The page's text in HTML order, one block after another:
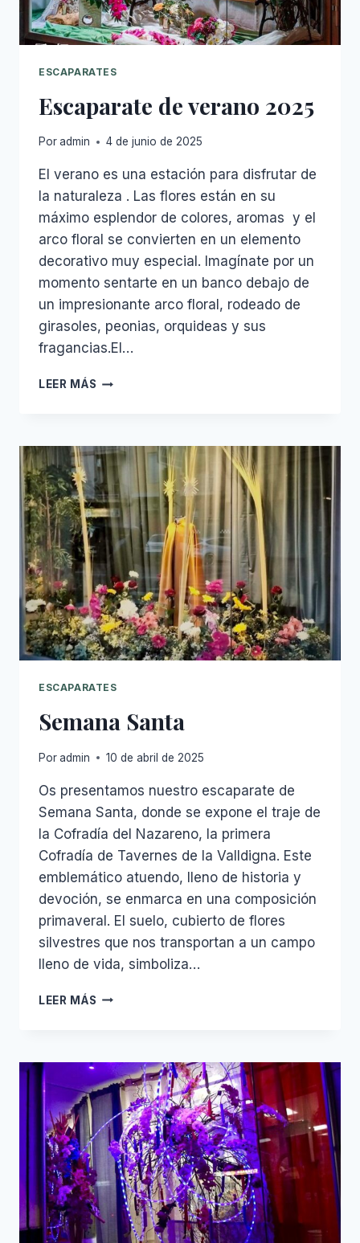
ESCAPARATES
Escaparate de verano 2025
Poradmin 4 de junio de 2025
El verano es una estación para disfrutar de
la naturaleza . Las flores están en su
máximo esplendor de colores, aromas y el
arco floral se convierten en un elemento
decorativo muy especial. Imagínate por un
momento sentarte en un banco debajo de
un impresionante arco floral, rodeado de
girasoles, peonias, orquideas y sus
fragancias.El…
LEER MÁS ESCAPARATE
ESCAPARATES
Semana Santa
Poradmin 10 de abril de 2025
Os presentamos nuestro escaparate de
Semana Santa, donde se expone el traje de
la Cofradía del Nazareno, la primera
Cofradía de Tavernes de la Valldigna. Este
emblemático atuendo, lleno de historia y
devoción, se enmarca en una composición
primaveral. El suelo, cubierto de flores
silvestres que nos transportan a un campo
lleno de vida, simboliza…
LEER MÁS SEMANA